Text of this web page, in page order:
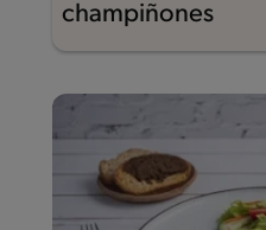
champiñones